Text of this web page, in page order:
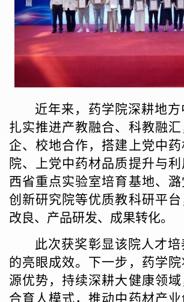
近年来，药学院深耕地方
扎实推进产教融合、科教融汇
企、校地合作，搭建上党中
院、上党中药材品质提升与
西省重点实验室培育基地、
创新研究院等优质教科研平
改良、产品研发、成果转化。
此次获奖彰显该 院人才
的亮眼成效。下一步，药学
源优势，持续深耕大健康领
合育人模式，推动中药材产